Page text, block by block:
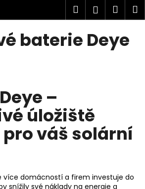
Hledat
baterie Deye
–
úložiště
váš solární
více domácností a firem investuje do
snížily své náklady na energie a